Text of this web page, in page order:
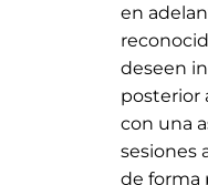
en
deseen
posterior
con una
sesiones
de forma